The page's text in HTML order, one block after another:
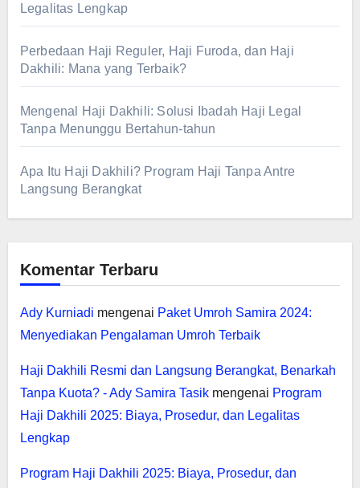
Legalitas Lengkap
Perbedaan Haji Reguler, Haji Furoda, dan Haji
Dakhili: Mana yang Terbaik?
Mengenal Haji Dakhili: Solusi Ibadah Haji Legal
Tanpa Menunggu Bertahun-tahun
Apa Itu Haji Dakhili? Program Haji Tanpa Antre
Langsung Berangkat
Komentar Terbaru
Ady Kurniadi mengenai Paket Umroh Samira 2024:
Menyediakan Pengalaman Umroh Terbaik
Haji Dakhili Resmi dan Langsung Berangkat, Benarkah
Tanpa Kuota? - Ady Samira Tasikmengenai Program
Haji Dakhili 2025: Biaya, Prosedur, dan Legalitas
Lengkap
Program Haji Dakhili 2025: Biaya, Prosedur, dan